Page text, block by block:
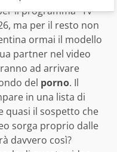
il programma “Tv
ma per il resto non
ormai il modello
partner nel video
ad arrivare
del porno. Il
in una lista di
quasi il sospetto che
sorga proprio dalle
davvero così?